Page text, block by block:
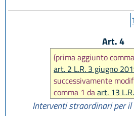
L.R. 14 giugno 2024,
Art. 4
(prima aggiunto
art. 2 L.R. 3 giugno
successivamente
comma 1 daart. 13
dicembre 2021 n. 19,
Interventi straordinari per